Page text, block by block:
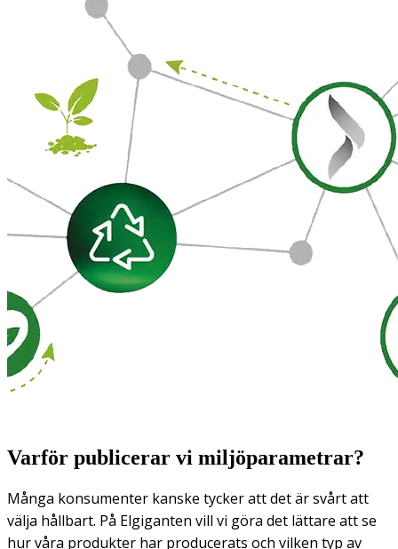
Varför publicerar vi miljöparametrar?
Många konsumenter kanske tycker att det är svårt att
välja hållbart. På Elgiganten vill vi göra det lättare att se
hur våra produkter har producerats och vilken typ av